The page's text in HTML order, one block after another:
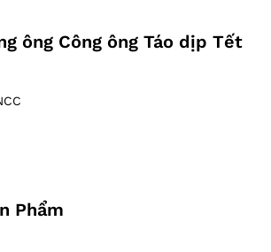
ông Công ông Táo dịp Tết
Phẩm